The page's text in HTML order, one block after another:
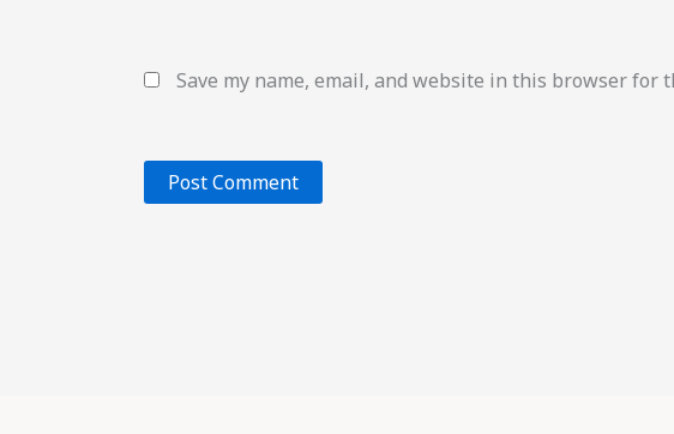
Save my name, email, and website in this browser for